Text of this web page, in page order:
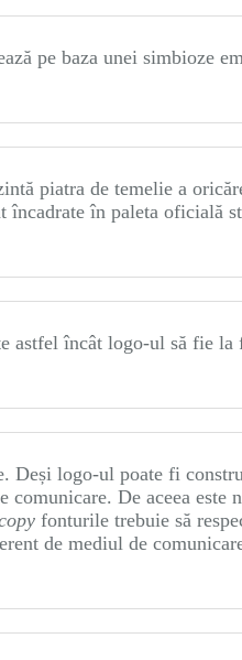
pe baza unei simbioze
piatra de temelie a
în paleta oficială
astfel încât logo-ul să fie la
Deși logo-ul poate fi
comunicare. De aceea este
fonturile trebuie să
de mediul de